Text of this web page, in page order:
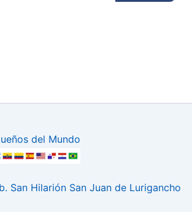
del Mundo
San Hilarión San Juan de Lurigancho